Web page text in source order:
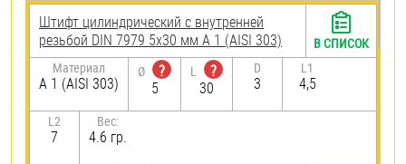
Штифт цилиндрический с внутренней
резьбой DIN 7979 5х30 мм А 1 (AISI 303)
Материал
А 1 (AISI 303)
Ø
?
5
L
?
30
D
3
L1
4,5
L2
7
Вес:
4.6 гр.
В СПИСОК